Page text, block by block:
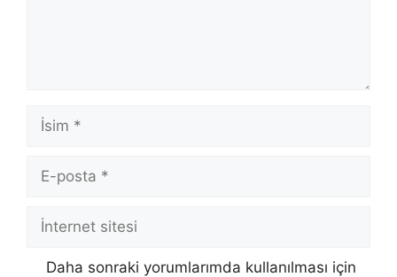
İsim
posta
İnternet
Daha sonraki yorumlarımda kullanılması için